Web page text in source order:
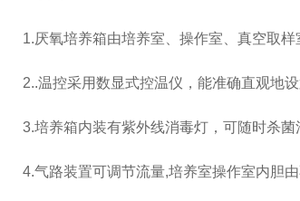
1.厌氧培养箱由培养室、操作室、真空取
2..温控采用数显式控温仪，能准确直观地
3.培养箱内装有紫外线消毒灯，可随时杀
4.气路装置可调节流量,培养室操作室内胆